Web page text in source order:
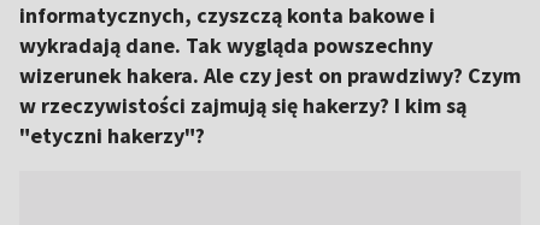
informatycznych, czyszczą konta bakowe i
wykradają dane. Tak wygląda powszechny
wizerunek hakera. Ale czy jest on prawdziwy? Czym
w rzeczywistości zajmują się hakerzy? I kim są
"etyczni hakerzy"?